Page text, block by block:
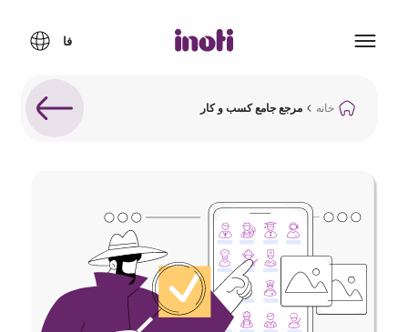
خانه مرجع جامع کسب و کار